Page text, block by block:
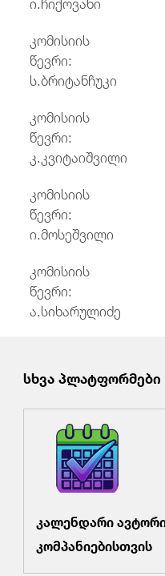
კომისიის
ს.ბრიტანჩუკი
კომისიის
კ.კვიტაიშვილი
კომისიის
ი.მოსეშვილი
კომისიის
ა.სიხარულიძე
სხვა პლატფორმები
კალენდარი
კომპანიებისთვის